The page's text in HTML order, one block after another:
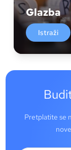
Glazba
Istraži
Pretplatite se